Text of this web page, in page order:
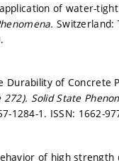
of water-
Switzerland:
Durability of Concrete
272). Solid State
1284-1. ISSN: 1662-
Behavior of high